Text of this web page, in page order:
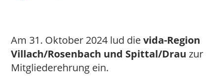
Am 31. Oktober 2024 lud dievida-Region
Villach/Rosenbach und Spittal/Drauzur
Mitgliederehrung ein.